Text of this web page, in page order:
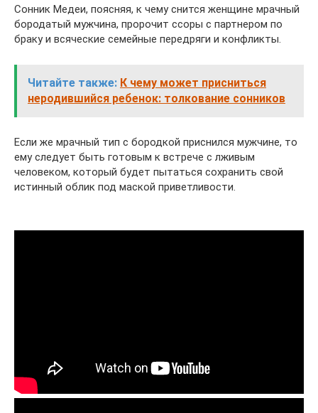
Сонник Медеи, поясняя, к чему снится женщине мрачный
бородатый мужчина, пророчит ссоры с партнером по
браку и всяческие семейные передряги и конфликты.
Читайте также: К чему может присниться
неродившийся ребенок: толкование сонников
Если же мрачный тип с бородкой приснился мужчине, то
ему следует быть готовым к встрече с лживым
человеком, который будет пытаться сохранить свой
истинный облик под маской приветливости.